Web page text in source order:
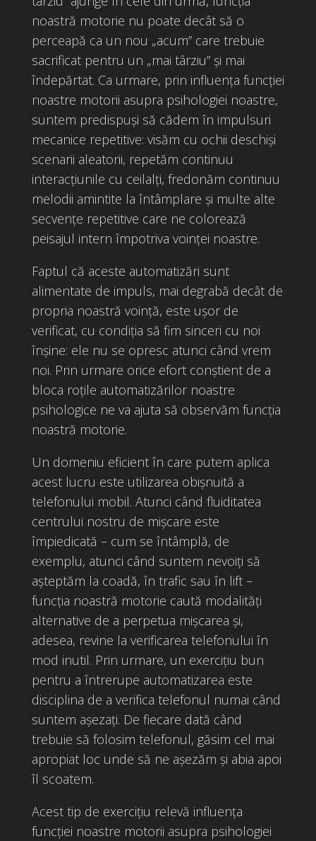
noastră motorie nu poate decât să o
perceapă ca un nou „acum” care trebuie
sacrificat pentru un „mai târziu” și mai
îndepărtat. Ca urmare, prin influența funcției
noastre motorii asupra psihologiei noastre,
suntem predispuși să cădem în impulsuri
mecanice repetitive: visăm cu ochii deschiși
scenarii aleatorii, repetăm continuu
interacțiunile cu ceilalți, fredonăm continuu
melodii amintite la întâmplare și multe alte
secvențe repetitive care ne colorează
peisajul intern împotriva voinței noastre.
Faptul că aceste automatizări sunt
alimentate de impuls, mai degrabă decât de
propria noastră voință, este ușor de
verificat, cu condiția să fim sinceri cu noi
înșine: ele nu se opresc atunci când vrem
noi. Prin urmare orice efort conștient de a
bloca roțile automatizărilor noastre
psihologice ne va ajuta să observăm funcția
noastră motorie.
Un domeniu eficient în care putem aplica
acest lucru este utilizarea obișnuită a
telefonului mobil. Atunci când fluiditatea
centrului nostru de mișcare este
împiedicată – cum se întâmplă, de
exemplu, atunci când suntem nevoiți să
așteptăm la coadă, în trafic sau în lift –
funcția noastră motorie caută modalități
alternative de a perpetua mișcarea și,
adesea, revine la verificarea telefonului în
mod inutil. Prin urmare, un exercițiu bun
pentru a întrerupe automatizarea este
disciplina de a verifica telefonul numai când
suntem așezați. De fiecare dată când
trebuie să folosim telefonul, găsim cel mai
apropiat loc unde să ne așezăm și abia apoi
îl scoatem.
Acest tip de exercițiu relevă influența
funcției noastre motorii asupra psihologiei